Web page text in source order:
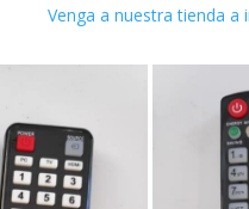
Venga a nuestra tienda a